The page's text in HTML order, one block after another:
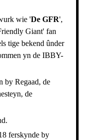
wie 'De GFR',
Giant' fan
tige bekend ûnder
yn de IBBY-
by Regaad, de
de
ferskynde by